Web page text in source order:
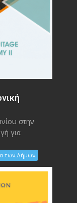
στην
για
των Δήμων